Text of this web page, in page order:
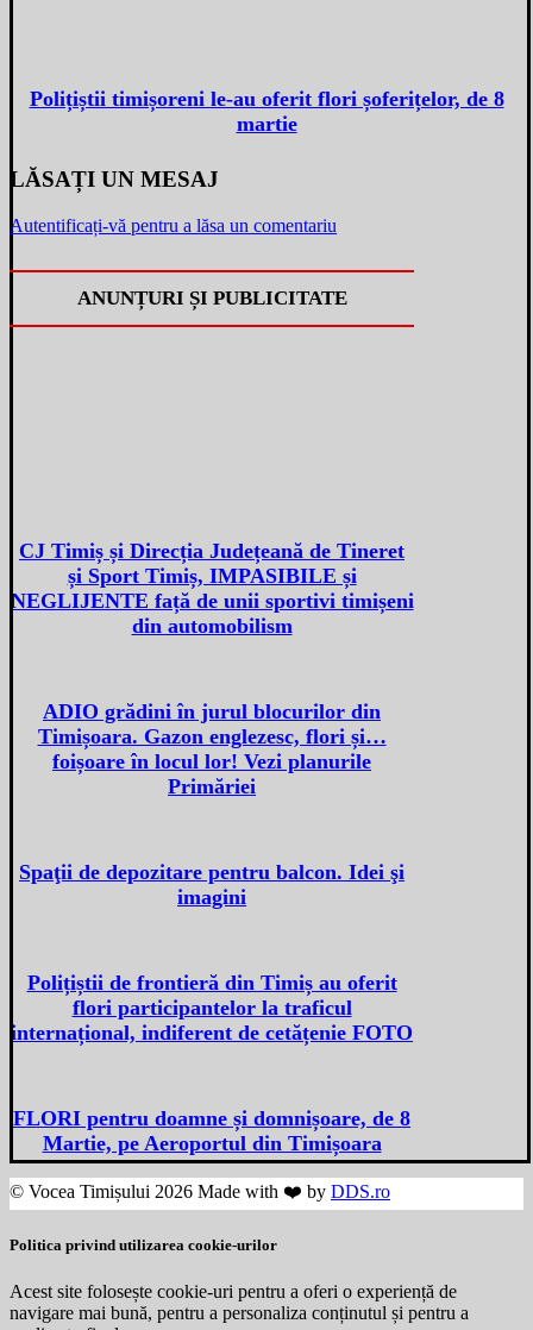
Polițiștii timișoreni le-au oferit flori șoferițelor, de 8
martie
LĂSAȚI UN MESAJ
Autentificați-vă pentru a lăsa un comentariu
ANUNȚURI ȘI PUBLICITATE
CJ Timiș și Direcția Județeană de Tineret
și Sport Timiș, IMPASIBILE și
NEGLIJENTE față de unii sportivi timișeni
din automobilism
ADIO grădini în jurul blocurilor din
Timișoara. Gazon englezesc, flori și…
foișoare în locul lor! Vezi planurile
Primăriei
Spaţii de depozitare pentru balcon. Idei şi
imagini
Polițiștii de frontieră din Timiș au oferit
flori participantelor la traficul
internațional, indiferent de cetățenie FOTO
FLORI pentru doamne și domnișoare, de 8
Martie, pe Aeroportul din Timișoara
© Vocea Timișului 2026 Made with ❤️ by DDS.ro
Politica privind utilizarea cookie-urilor
Acest site folosește cookie-uri pentru a oferi o experiență de
navigare mai bună, pentru a personaliza conținutul și pentru a